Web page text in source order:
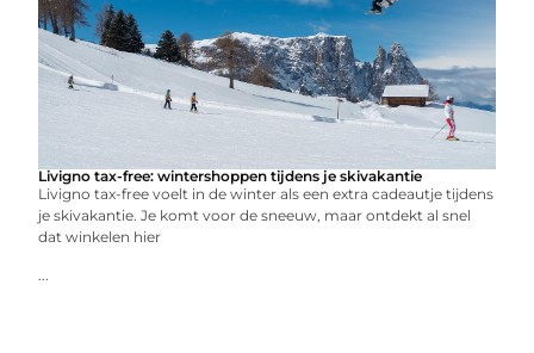
Livigno tax-free: wintershoppen tijdens je skivakantie
Livigno tax-free voelt in de winter als een extra cadeautje tijdens
je skivakantie. Je komt voor de sneeuw, maar ontdekt al snel
dat winkelen hier
...